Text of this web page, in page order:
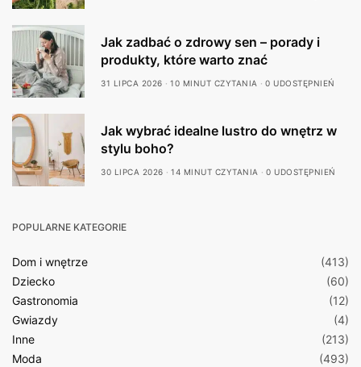
Jak zadbać o zdrowy sen – porady i
produkty, które warto znać
31 LIPCA 2026 10 MINUT CZYTANIA 0 UDOSTĘPNIEŃ
Jak wybrać idealne lustro do wnętrz w
stylu boho?
30 LIPCA 2026 14 MINUT CZYTANIA 0 UDOSTĘPNIEŃ
POPULARNE KATEGORIE
Dom i wnętrze
(413)
Dziecko
(60)
Gastronomia
(12)
Gwiazdy
(4)
Inne
(213)
Moda
(493)